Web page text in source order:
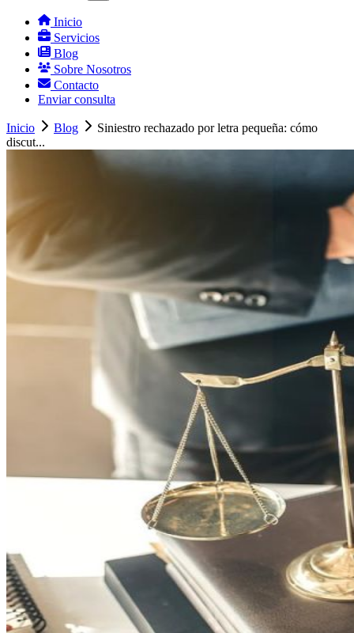
Inicio
Servicios
Blog
Sobre Nosotros
Contacto
Enviar consulta
Inicio Blog
Siniestro rechazado por letra pequeña: cómo
discut...